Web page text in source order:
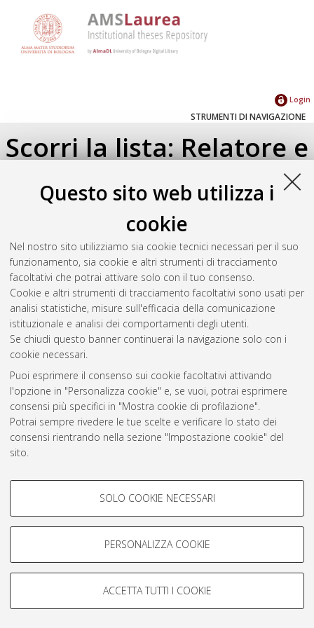
Questo sito web utilizza i
cookie
Nel nostro sito utilizziamo sia cookie tecnici necessari per il suo
funzionamento, sia cookie e altri strumenti di tracciamento
facoltativi che potrai attivare solo con il tuo consenso.
Cookie e altri strumenti di tracciamento facoltativi sono usati per
analisi statistiche, misure sull'efficacia della comunicazione
istituzionale e analisi dei comportamenti degli utenti.
Se chiudi questo banner continuerai la navigazione solo con i
cookie necessari.
Puoi esprimere il consenso sui cookie facoltativi attivando
l'opzione in "Personalizza cookie" e, se vuoi, potrai esprimere
consensi più specifici in "Mostra cookie di profilazione".
Potrai sempre rivedere le tue scelte e verificare lo stato dei
consensi rientrando nella sezione "Impostazione cookie" del
sito.
COOKIE DI PROFILAZIONE -
Si tratta di cookie utilizzati per analizzare le caratteristiche della
navigazione degli utenti, creare profili in base al loro comportamento
Mostra cookie di profilazione
COOKIE TECNICI - NECESSARI
SOLO COOKIE NECESSARI
PERSONALIZZA COOKIE
ACCETTA TUTTI I COOKIE
Login
STRUMENTI DI NAVIGAZIONE
Scorri la lista: Relatore e
Correlatore
Seleziona un valore dall'elenco sottostante.
2013(1)
Atom
Rss 1.0
Rss 2.0
AMS Laurea
Servizio implementato e gestito da AlmaDL
Impostazioni Cookie
© ALMA MATER STUDIORUM - Università di Bologna, 2007-2026.